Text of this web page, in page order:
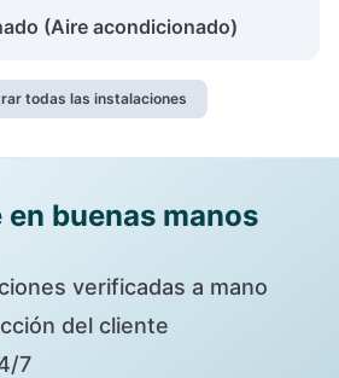
(Aire acondicionado)
todas las instalaciones
en buenas manos
verificadas a mano
del cliente
7